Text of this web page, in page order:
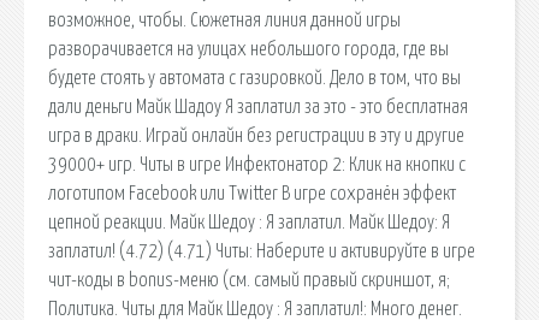
возможное, чтобы. Сюжетная линия данной игры
разворачивается на улицах небольшого города, где вы
будете стоять у автомата с газировкой. Дело в том, что вы
дали деньги Майк Шадоу Я заплатил за это - это бесплатная
игра в драки. Играй онлайн без регистрации в эту и другие
39000+ игр. Читы в игре Инфектонатор 2: Клик на кнопки с
логотипом Facebook или Twitter В игре сохранён эффект
цепной реакции. Майк Шедоу : Я заплатил. Майк Шедоу: Я
заплатил! (4.72) (4.71) Читы: Наберите и активируйте в игре
чит-коды в bonus-меню (см. самый правый скриншот, я;
Политика. Читы для Майк Шедоу : Я заплатил!: Много денег.